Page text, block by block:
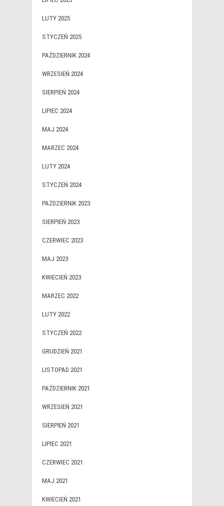
LUTY 2025
STYCZEŃ 2025
PAŹDZIERNIK 2024
WRZESIEŃ 2024
SIERPIEŃ 2024
LIPIEC 2024
MAJ 2024
MARZEC 2024
LUTY 2024
STYCZEŃ 2024
PAŹDZIERNIK 2023
SIERPIEŃ 2023
CZERWIEC 2023
MAJ 2023
KWIECIEŃ 2023
MARZEC 2022
LUTY 2022
STYCZEŃ 2022
GRUDZIEŃ 2021
LISTOPAD 2021
PAŹDZIERNIK 2021
WRZESIEŃ 2021
SIERPIEŃ 2021
LIPIEC 2021
CZERWIEC 2021
MAJ 2021
KWIECIEŃ 2021